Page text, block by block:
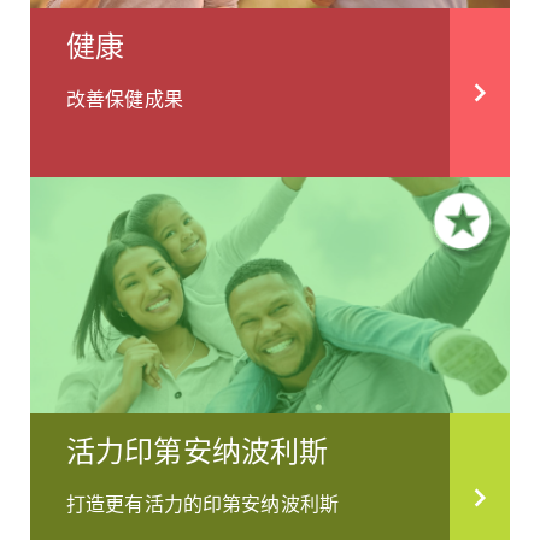
健康
改善保健成果
活力印第安纳波利斯
打造更有活力的印第安纳波利斯